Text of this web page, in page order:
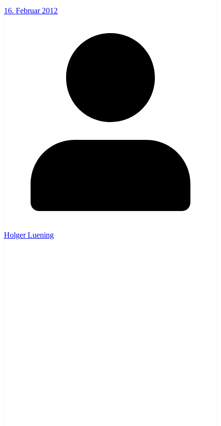
16. Februar 2012
Holger Luening